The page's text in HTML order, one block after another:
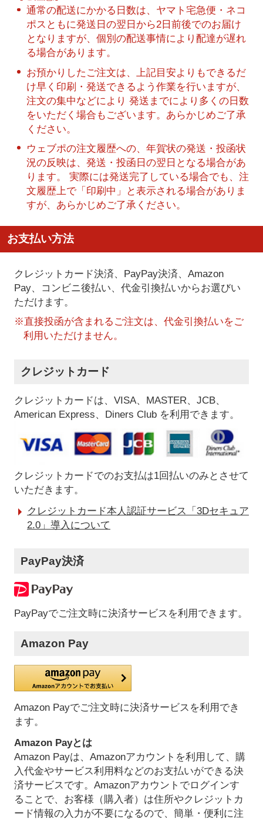
通常の配送にかかる日数は、ヤマト宅急便・ネコ
ポスともに発送日の翌日から2日前後でのお届け
となりますが、個別の配送事情により配達が遅れ
る場合があります。
お預かりしたご注文は、上記目安よりもできるだ
け早く印刷・発送できるよう作業を行いますが、
注文の集中などにより 発送までにより多くの日数
をいただく場合もございます。あらかじめご了承
ください。
ウェブポの注文履歴への、年賀状の発送・投函状
況の反映は、発送・投函日の翌日となる場合があ
ります。 実際には発送完了している場合でも、注
文履歴上で「印刷中」と表示される場合がありま
すが、あらかじめご了承ください。
お支払い方法
クレジットカード決済、PayPay決済、Amazon
Pay、コンビニ後払い、代金引換払いからお選びい
ただけます。
※直接投函が含まれるご注文は、代金引換払いをご
利用いただけません。
クレジットカード
クレジットカードは、VISA、MASTER、JCB、
American Express、Diners Club を利用できます。
クレジットカードでのお支払は1回払いのみとさせて
いただきます。
クレジットカード本人認証サービス「3Dセキュア
2.0」導入について
PayPay決済
PayPayでご注文時に決済サービスを利用できます。
Amazon Pay
Amazon Payでご注文時に決済サービスを利用でき
ます。
Amazon Payとは
Amazon Payは、Amazonアカウントを利用して、購
入代金やサービス利用料などのお支払いができる決
済サービスです。Amazonアカウントでログインす
ることで、お客様（購入者）は住所やクレジットカ
ード情報の入力が不要になるので、簡単・便利に注